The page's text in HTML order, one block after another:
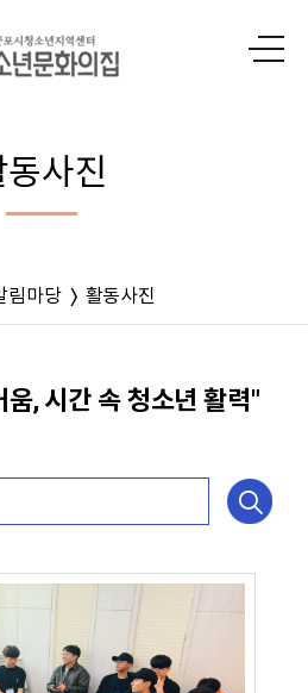
동사진
림마당 활동사진
, 시간 속 청소년 활력"